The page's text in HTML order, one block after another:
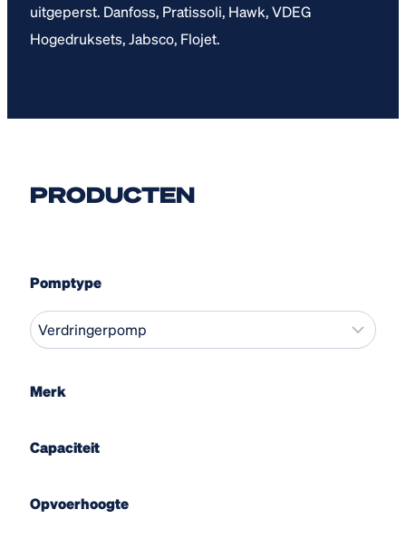
uitgeperst. Danfoss, Pratissoli, Hawk, VDEG
Hogedruksets, Jabsco, Flojet.
PRODUCTEN
Pomptype
Merk
Capaciteit
Opvoerhoogte